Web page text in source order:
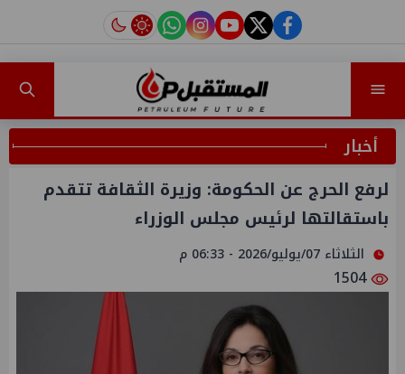
facebook
twitter
youtube
instagram
tiktok
أخبار
لرفع الحرج عن الحكومة: وزيرة الثقافة تتقدم
باستقالتها لرئيس مجلس الوزراء
الثلاثاء 07/يوليو/2026 - 06:33 م
1504